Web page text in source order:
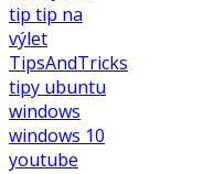
tip tip na
výlet
TipsAndTricks
tipy ubuntu
windows
windows 10
youtube